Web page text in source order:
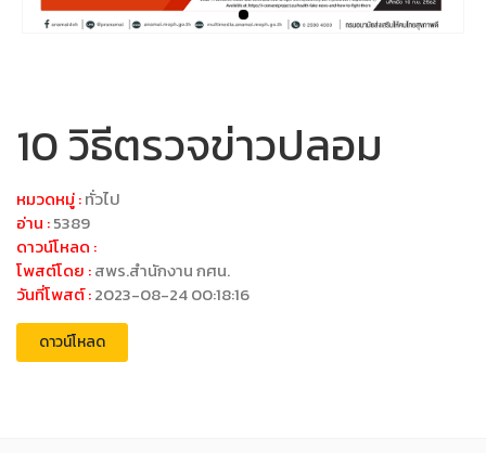
10 วิธีตรวจข่าวปลอม
หมวดหมู่ :ทั่วไป
อ่าน :5389
ดาวน์โหลด :
โพสต์โดย :สพร.สำนักงาน กศน.
วันที่โพสต์ :2023-08-24 00:18:16
ดาวน์โหลด